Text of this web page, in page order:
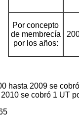
Por concepto
de membrecía
por los años:
hasta 2009 se
se cobró 1 UT